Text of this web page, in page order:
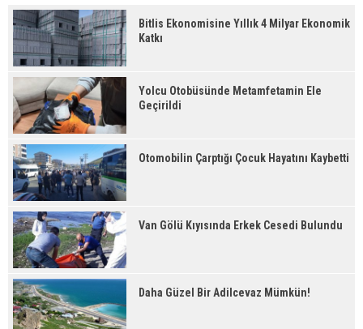
Bitlis Ekonomisine Yıllık 4 Milyar Ekonomik
Katkı
Yolcu Otobüsünde Metamfetamin Ele
Geçirildi
Otomobilin Çarptığı Çocuk Hayatını Kaybetti
Van Gölü Kıyısında Erkek Cesedi Bulundu
Daha Güzel Bir Adilcevaz Mümkün!